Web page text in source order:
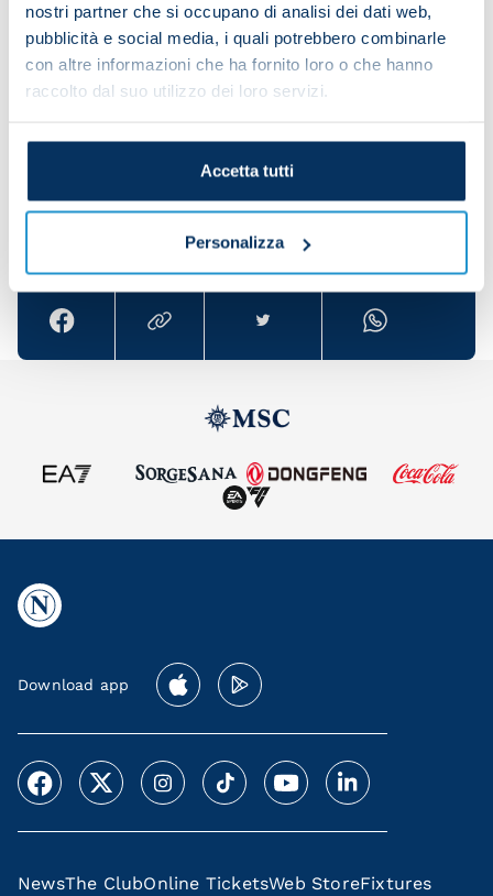
nostri partner che si occupano di analisi dei dati web,
pubblicità e social media, i quali potrebbero combinarle
con altre informazioni che ha fornito loro o che hanno
raccolto dal suo utilizzo dei loro servizi.
Accetta tutti
Personalizza
sides in the Italian top flight was back on 16
January 2012 (Napoli 1-1 Bologna).
The Azzurri's last Serie A defeat to Bologna was on
Download app
NewsThe ClubOnline TicketsWeb StoreFixtures